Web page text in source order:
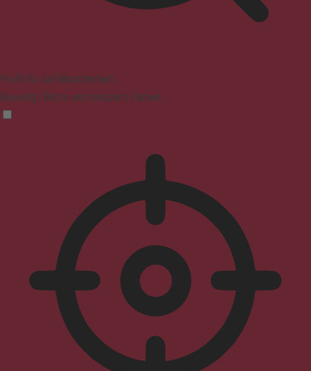
Profil für Anfallssicherheit
Beseitigt Blitze und reduziert Farben